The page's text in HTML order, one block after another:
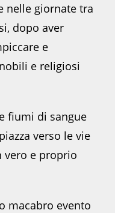
nelle giornate tra
dopo aver
e
e religiosi
fiumi di sangue
verso le vie
vero e proprio
macabro evento